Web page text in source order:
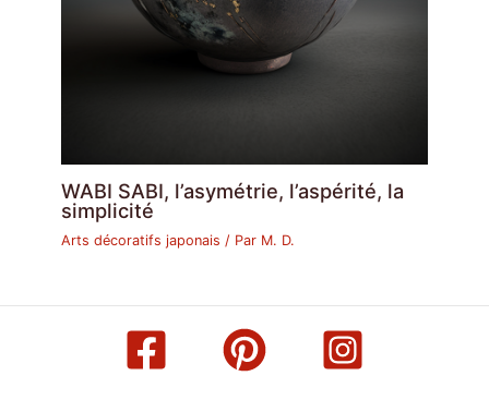
WABI SABI, l’asymétrie, l’aspérité, la
simplicité
Arts décoratifs japonais / Par M. D.